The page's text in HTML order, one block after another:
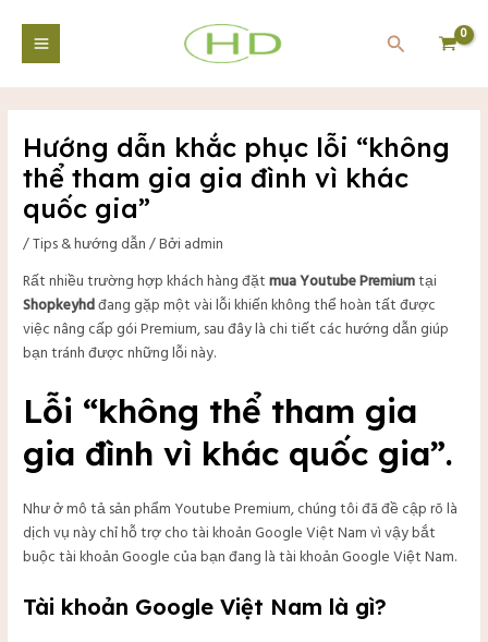
dung
Main
Menu
Tìm
Hướng dẫn khắc phục lỗi “không
thể tham gia gia đình vì khác
quốc gia”
/Tips & hướng dẫn/ Bởi admin
Rất nhiều trường hợp khách hàng đặtmua Youtube Premiumtại
Shopkeyhdđang gặp một vài lỗi khiến không thể hoàn tất được
việc nâng cấp gói Premium, sau đây là chi tiết các hướng dẫn giúp
bạn tránh được những lỗi này.
Lỗi “không thể tham gia
gia đình vì khác quốc gia”.
Như ở mô tả sản phẩm Youtube Premium, chúng tôi đã đề cập rõ là
dịch vụ này chỉ hỗ trợ cho tài khoản Google Việt Nam vì vậy bắt
buộc tài khoản Google của bạn đang là tài khoản Google Việt Nam.
Tài khoản Google Việt Nam là gì?
hướng
bài
viết